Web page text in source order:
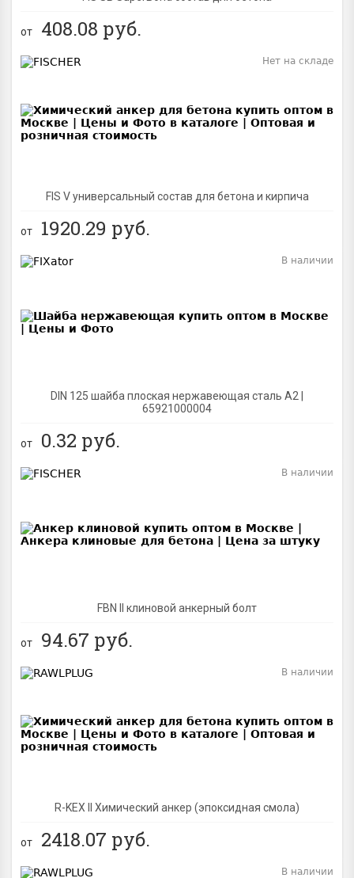
от 408.08 руб.
FIS V универсальный состав для бетона и кирпича
Нет на складе
от 1920.29 руб.
DIN 125 шайба плоская нержавеющая сталь A2 |
65921000004
В наличии
от 0.32 руб.
FBN II клиновой анкерный болт
В наличии
от 94.67 руб.
R-KEX II Химический анкер (эпоксидная смола)
В наличии
от 2418.07 руб.
В наличии